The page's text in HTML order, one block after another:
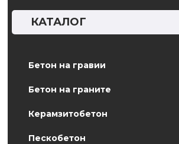
КАТАЛОГ
Бетон на гравии
Бетон на граните
Керамзитобетон
Пескобетон